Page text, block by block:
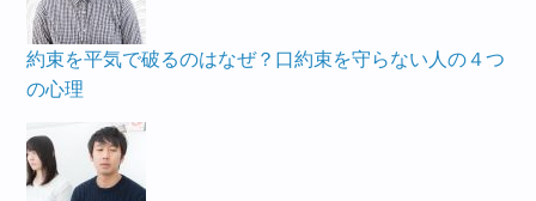
約束を平気で破るのはなぜ？口約束を守らない人の４つ
の心理